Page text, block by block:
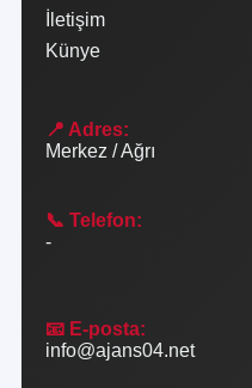
İletişim
Künye
📍 Adres:
Merkez / Ağrı
📞 Telefon:
-
📧 E-posta:
info@ajans04.net